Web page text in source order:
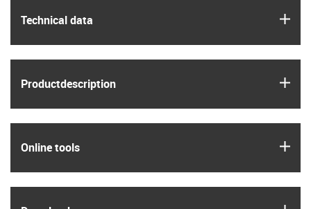
Technical data
Product­description
Online tools